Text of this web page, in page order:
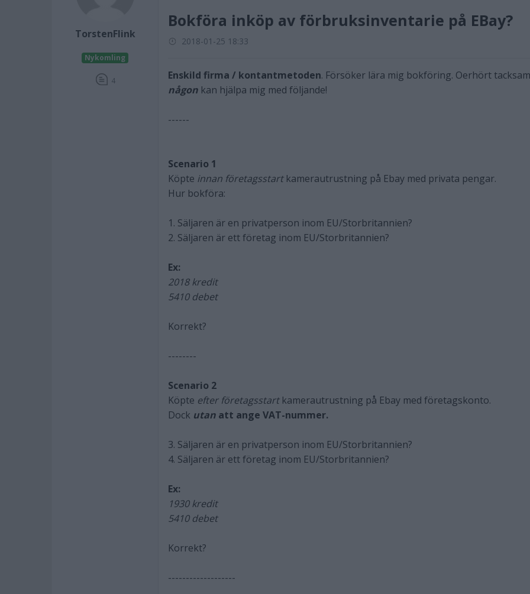
TorstenFlink
Nykomling
4
Bokföra inköp av förbruksinventarie på EBay?
2018-01-25 18:33
Enskild firma / kontantmetoden. Försöker lära mig bokföring. Oerhört
någon kan hjälpa mig med följande!
------
Scenario 1
Köpte innan företagsstartkamerautrustning på Ebay med privata pengar.
Hur bokföra:
1. Säljaren är en privatperson inom EU/Storbritannien?
2. Säljaren är ett företag inom EU/Storbritannien?
Ex:
2018 kredit
5410 debet
Korrekt?
--------
Scenario 2
Köpte efter företagsstartkamerautrustning på Ebay med företagskonto.
Dock utan att ange VAT-nummer.
3. Säljaren är en privatperson inom EU/Storbritannien?
4. Säljaren är ett företag inom EU/Storbritannien?
Ex:
1930 kredit
5410 debet
Korrekt?
-------------------